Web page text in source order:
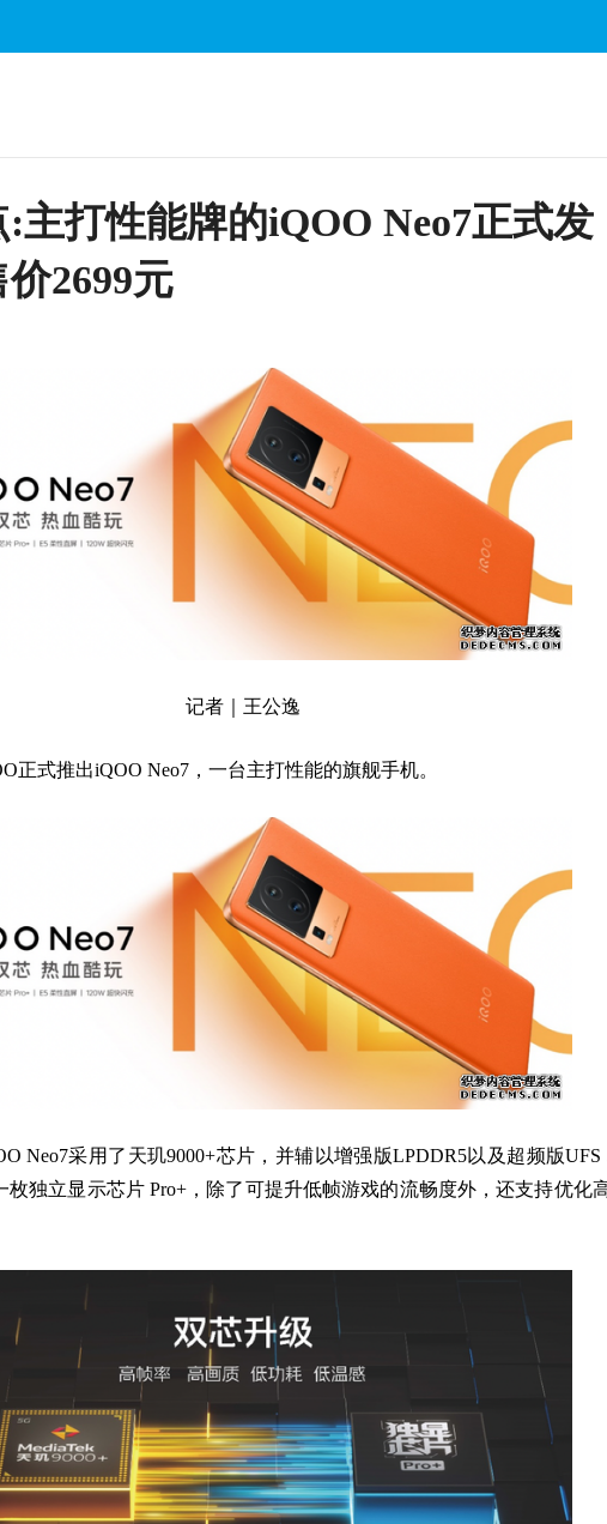
主打性能牌的iQOO Neo7正式发
2699元
记者｜王公逸
式推出iQOO Neo7，一台主打性能的旗舰手机。
采用了天玑9000+芯片，并辅以增强版LPDDR5以及超频版UFS
枚独立显示芯片 Pro+，除了可提升低帧游戏的流畅度外，还支持优化